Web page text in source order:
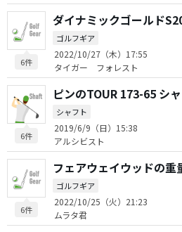
6件
ダイナミックゴールド
ゴルフギア
2022/10/27（木）17:55
タイガー フォレスト
6件
ピンのTOUR 173-65 シ
シャフト
2019/6/9（日）15:38
アルシビスト
6件
フェアウェイウッドの重
ゴルフギア
2022/10/25（火）21:23
ムラタ君